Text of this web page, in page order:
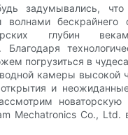
задумывались,
волнами бескрайнего
глубин
Благодаря
погрузиться в
камеры высокой
и
новаторскую
Mechatronics Co., Ltd.